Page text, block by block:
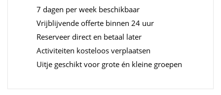
7 dagen per week beschikbaar
Vrijblijvende offerte binnen 24 uur
Reserveer direct en betaal later
Activiteiten kosteloos verplaatsen
Uitje geschikt voor grote én kleine groepen